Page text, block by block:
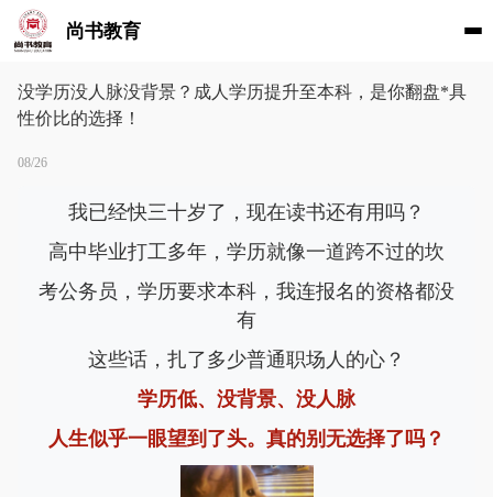
尚书教育
没学历没人脉没背景？成人学历提升至本科，是你翻盘*具
性价比的选择！
08/26
我已经快三十岁了，现在读书还有用吗？
高中毕业打工多年，学历就像一道跨不过的坎
考公务员，学历要求本科，我连报名的资格都没
有
这些话，扎了多少普通职场人的心？
学历低、没背景、没人脉
人生似乎一眼望到了头。真的别无选择了吗？